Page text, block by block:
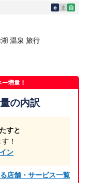
e ま 自
温泉 旅行
増量！
の内訳
すと
！
ン
店舗・サービス一覧